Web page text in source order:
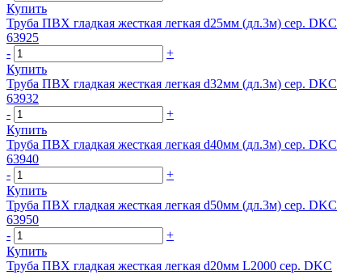
Купить
Труба ПВХ гладкая жесткая легкая d25мм (дл.3м) сер. DKC
63925
-
+
Купить
Труба ПВХ гладкая жесткая легкая d32мм (дл.3м) сер. DKC
63932
-
+
Купить
Труба ПВХ гладкая жесткая легкая d40мм (дл.3м) сер. DKC
63940
-
+
Купить
Труба ПВХ гладкая жесткая легкая d50мм (дл.3м) сер. DKC
63950
-
+
Купить
Труба ПВХ гладкая жесткая легкая d20мм L2000 сер. DKC